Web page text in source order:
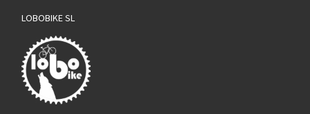
LOBOBIKE SL